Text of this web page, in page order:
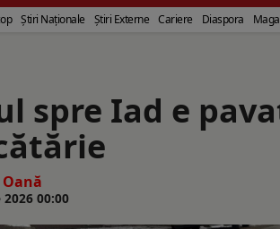
Ştiri Naţionale Ştiri Externe Cariere Diaspora
spre Iad e
Oană
00:00